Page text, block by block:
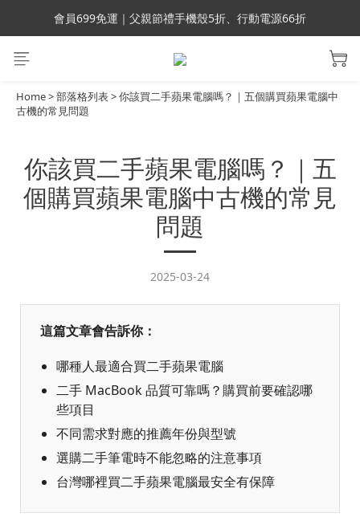
會員699免運｜父親節禮手機殼5折、行動電源66折
會員699免運｜父親節禮手機殼5折、行動電源66折
滿額折百｜UAG 66折 現貨24hr快速出貨
滿額折百｜SUPCASE iPhone 三星手機殼5折
Home>部落格列表>你該買二手蘋果電腦嗎？｜五個購買蘋果電腦中
古機的常見問題
你該買二手蘋果電腦嗎？｜五
個購買蘋果電腦中古機的常見
問題
2025-03-24
這篇文章會告訴你：
哪種人最適合買二手蘋果電腦
二手 MacBook 品質可靠嗎？購買前要確認哪
些項目
不同需求對應的推薦年份與型號
選購二手筆電時不能忽略的注意事項
台灣哪裡買二手蘋果電腦最安全有保障